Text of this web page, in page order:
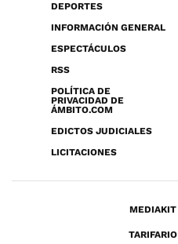
DEPORTES
INFORMACIÓN GENERAL
ESPECTÁCULOS
RSS
POLÍTICA DE
PRIVACIDAD DE
ÁMBITO.COM
EDICTOS JUDICIALES
LICITACIONES
MEDIAKIT
TARIFARIO